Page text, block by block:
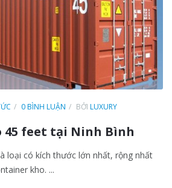
0 BÌNH LUẬN BỞI LUXURY
feet tại Ninh Bình
loại có kích thước lớn nhất, rộng nhất
kho. ...